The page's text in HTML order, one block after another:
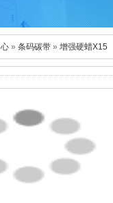
» 条码碳带 » 增强硬蜡X15